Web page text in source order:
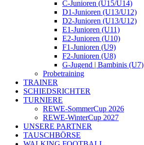
C-Junioren (U15/U14)
D1-Junioren (U13/U12)
D2-Junioren (U13/U12)
E1-Junioren (U11)
E2-Junioren (U10)
F1-Junioren (U9)
F2-Junioren (U8)
G-Jugend | Bambinis (U7)
Probetraining
TRAINER
SCHIEDSRICHTER
TURNIERE
REWE-SommerCup 2026
REWE-WinterCup 2027
UNSERE PARTNER
TAUSCHBÖRSE